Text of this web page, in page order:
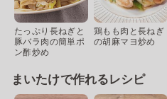
たっぷり長ねぎと
豚バラ肉の簡単ポ
ン酢炒め
鶏もも肉と長ねぎ
の胡麻マヨ炒め
まいたけで作れるレシピ